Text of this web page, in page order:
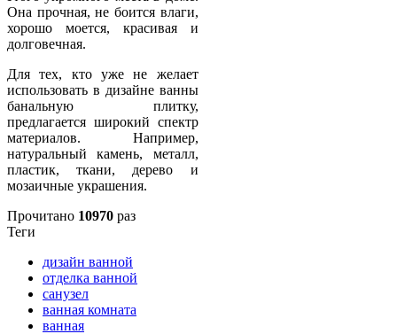
Она прочная, не боится влаги,
хорошо моется, красивая и
долговечная.
Для тех, кто уже не желает
использовать в дизайне ванны
банальную плитку,
предлагается широкий спектр
материалов. Например,
натуральный камень, металл,
пластик, ткани, дерево и
мозаичные украшения.
Прочитано 10970 раз
Теги
дизайн ванной
отделка ванной
санузел
ванная комната
ванная